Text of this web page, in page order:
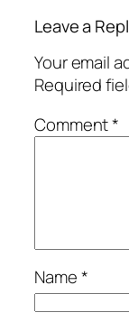
Leave a
Your email
Required
Comment*
Name*